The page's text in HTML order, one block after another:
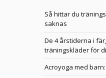
Så hittar du
saknas
De 4 årstiderna i
träningskläder för
Acroyoga med